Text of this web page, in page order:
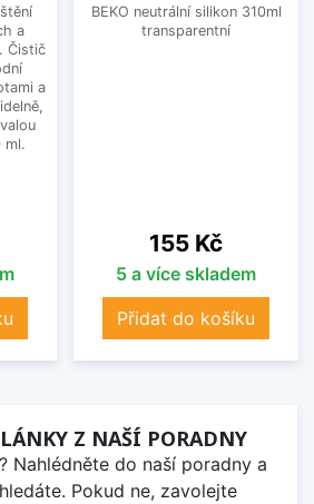
a
Čistič
a
ml.
BEKO neutrální silikon 310ml
transparentní
Cena
155 Kč
5 a více skladem
Přidat do košíku
Z NAŠÍ PORADNY
Nahlédněte do naší poradny a
Pokud ne, zavolejte